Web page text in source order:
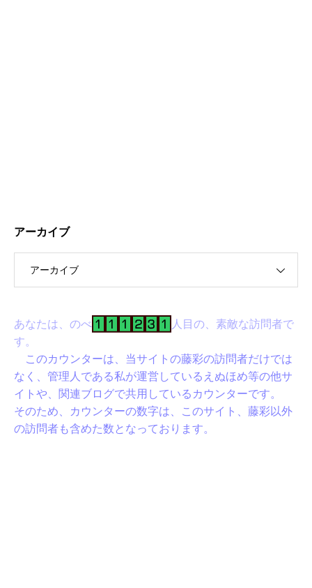
アーカイブ
アーカイブ
あなたは、のべ
人目の、素敵な訪問者で
す。
このカウンターは、当サイトの藤彩の訪問者だけでは
なく、管理人である私が運営しているえぬほめ等の他サ
イトや、関連ブログで共用しているカウンターです。
そのため、カウンターの数字は、このサイト、藤彩以外
の訪問者も含めた数となっております。